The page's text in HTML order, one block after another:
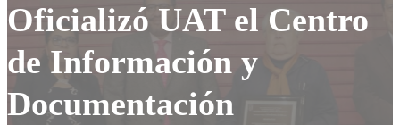
Oficializó UAT el Centro
de Información y
Documentación